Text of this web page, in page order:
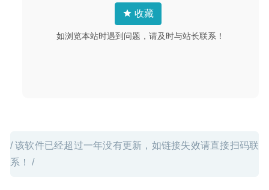
收藏
如浏览本站时遇到问题，请及时与站长联系！
/ 该软件已经超过一年没有更新，如链接失效请直接扫码联
系！ /